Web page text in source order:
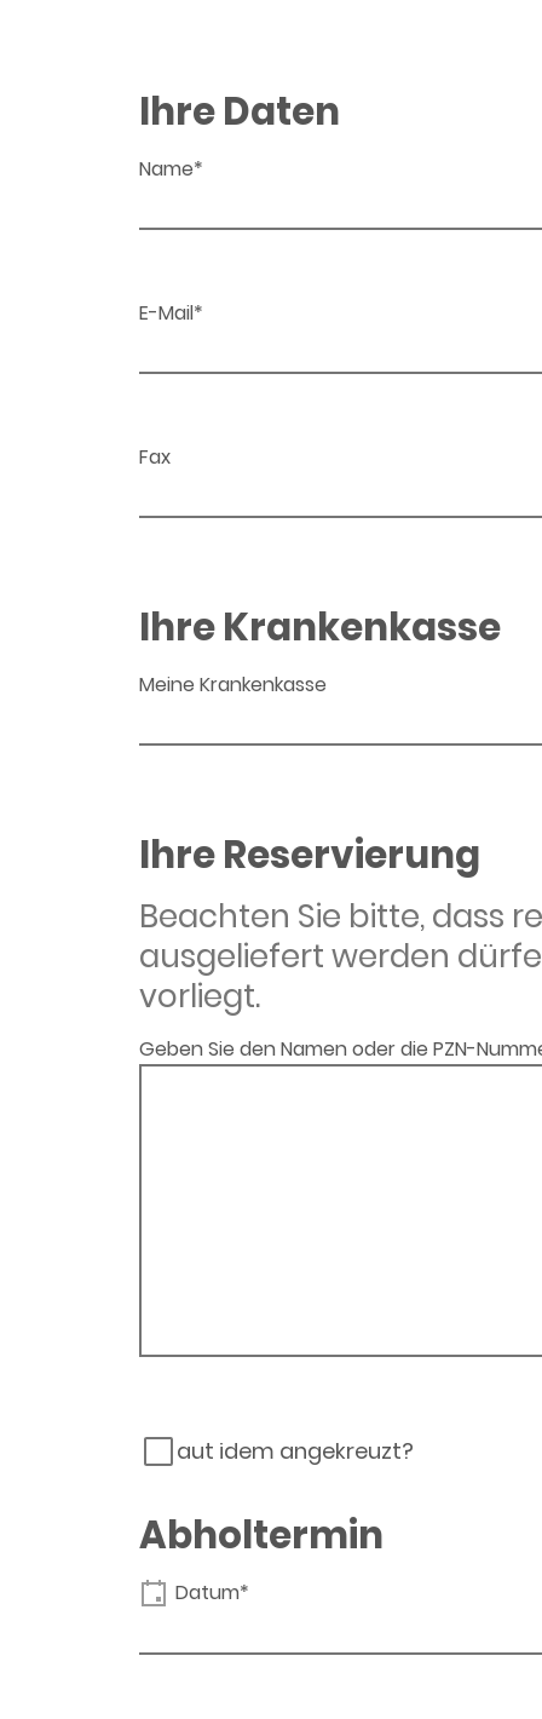
Ihre Daten
Name*
E-Mail*
Fax
Ihre Krankenkasse
Meine Krankenkasse
Ihre Reservierung
Beachten Sie bitte, dass
ausgeliefert werden
vorliegt.
Geben Sie den Namen oder die PZN-
aut idem angekreuzt?
Abholtermin
Datum*